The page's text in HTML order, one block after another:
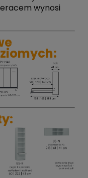
wynosi